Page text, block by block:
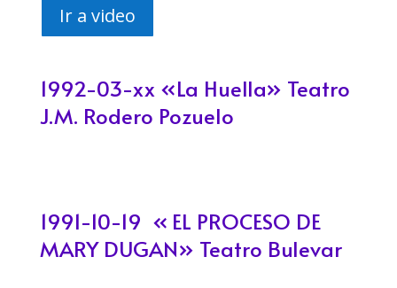
Ir a video
1992-03-xx «La Huella» Teatro
J.M. Rodero Pozuelo
1991-10-19 « EL PROCESO DE
MARY DUGAN» Teatro Bulevar